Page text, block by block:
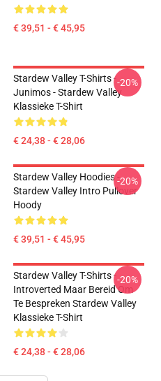
€ 39,51 - € 45,95
Stardew Valley T-Shirts -
Junimos - Stardew Valley
Klassieke T-Shirt
€ 24,38 - € 28,06
-20%
Stardew Valley Hoodies -
Stardew Valley Intro Pullover
Hoody
€ 39,51 - € 45,95
-20%
Stardew Valley T-Shirts -
Introverted Maar Bereid Om
Te Bespreken Stardew Valley
Klassieke T-Shirt
€ 24,38 - € 28,06
-20%